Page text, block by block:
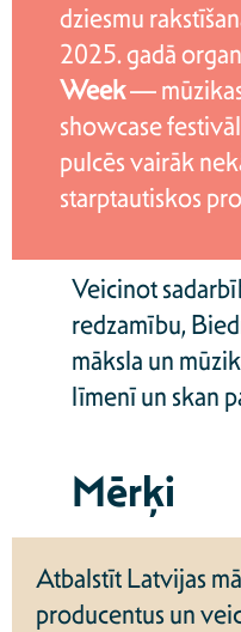
dziesmu
2025. gadā
Week—
showcase
pulcēs vairāk
starptautiskos
Veicinot
redzamību,
māksla un
līmenī un skan
Mērķi
Atbalstīt Latvijas
producentus un